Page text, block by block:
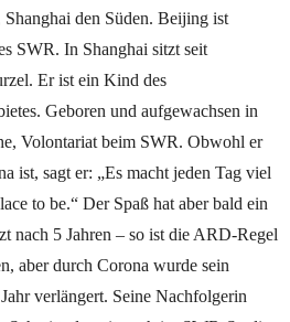
den Süden. Beijing ist
SWR. In Shanghai sitzt seit
Er ist ein Kind des
Geboren und aufgewachsen in
Volontariat beim SWR. Obwohl er
ist, sagt er: „Es macht jeden Tag viel
to be.“ Der Spaß hat aber bald ein
nach 5 Jahren – so ist die ARD-Regel
aber durch Corona wurde sein
verlängert. Seine Nachfolgerin